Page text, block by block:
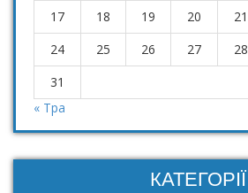
17
18 19 20 21
24
25 26 27 28
31
« Тра
КАТЕГОРІЇ